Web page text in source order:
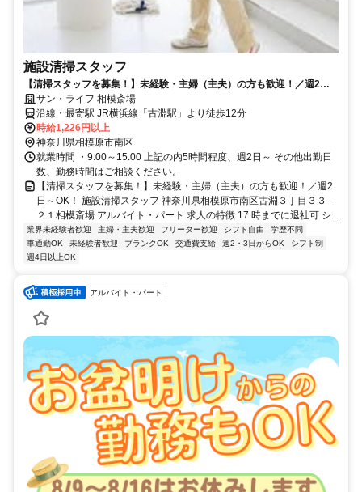
施設清掃スタッフ
【清掃スタッフを募集！】未経験・主婦（主夫）の方も歓迎！／週2日
～OK！
サン・ライフ 相模斎場
沿線・最寄駅 JR横浜線「古淵駅」より徒歩12分
時給1,226円以上
神奈川県相模原市南区
就業時間 ・9:00～15:00 上記の内5時間程度、週2日～ その他出勤日
数、勤務時間はご相談ください。
【清掃スタッフを募集！】未経験・主婦（主夫）の方も歓迎！／週2
日～OK！ 施設清掃スタッフ 神奈川県相模原市南区古淵３丁目３３－
２１相模斎場 アルバイト・パート 求人の特徴 17 時までに退社可 シ...
業界未経験者歓迎 主婦・主夫歓迎 フリーター歓迎 シフト自由
学歴不問
車通勤OK
未経験者歓迎 ブランクOK 交通費支給 週2・3日からOK
シフト制
週4日以上OK
アルバイト・パート